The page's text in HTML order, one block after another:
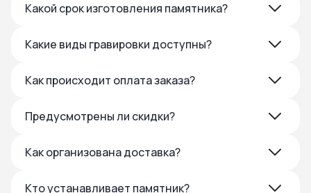
Какой срок изготовления памятника?
Какие виды гравировки доступны?
Как происходит оплата заказа?
Предусмотрены ли скидки?
Как организована доставка?
Кто устанавливает памятник?